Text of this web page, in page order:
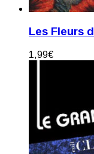
Les Fleurs
1,99€